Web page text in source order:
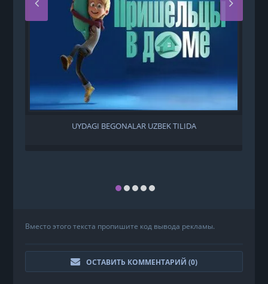
UYDAGI BEGONALAR UZBEK TILIDA
Вместо этого текста пропишите код вывода рекламы.
ОСТАВИТЬ КОММЕНТАРИЙ (0)